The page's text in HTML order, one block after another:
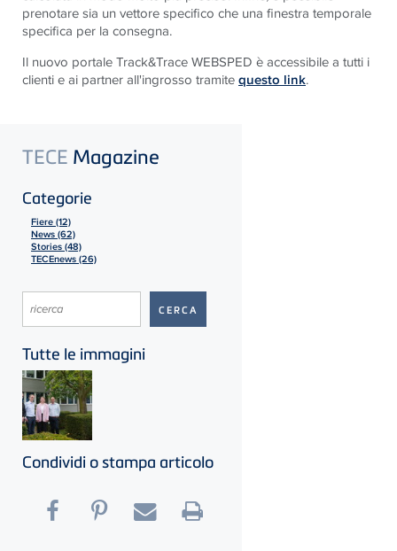
prenotare sia un vettore specifico che una finestra temporale
specifica per la consegna.
Il nuovo portale Track&Trace WEBSPED è accessibile a tutti i
clienti e ai partner all'ingrosso tramitequesto link.
TECE Magazine
Categorie
Fiere (12)
News (62)
Stories (48)
TECEnews (26)
Tutte le immagini
Condividi o stampa articolo